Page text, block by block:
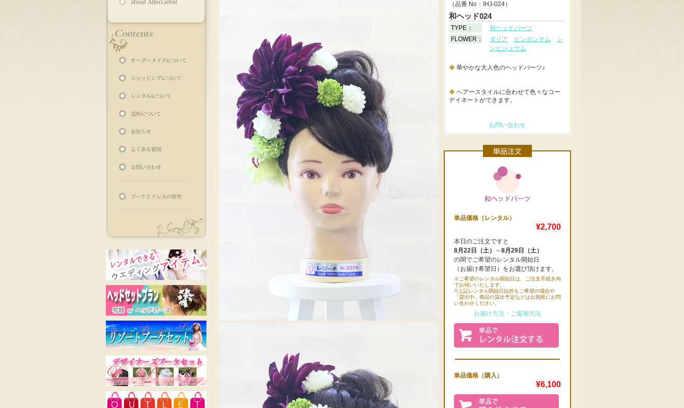
（品番 No：IHJ-024）
和ヘッド024
TYPE：
和ヘッドパーツ
FLOWER：
ダリア ピンポンマム
シ
ンビジュウム
◆ 華やかな大人色のヘッドパーツ♪
◆ ヘアースタイルに合わせて色々なコー
デイネートができます。
お問い合わせ
単品価格（レンタル）
¥2,700
本日のご注文ですと
8月22日（土）
～8月29日（土）
の間でご希望のレンタル開始日
（お届け希望日）をお選び頂けます。
※ご希望のレンタル開始日は、ご注文手続き内
でお伺いいたします。
※上記レンタル開始日以外をご希望の場合や
「貸出中」商品の貸出予定などはお気軽にお問
い合わせください。
お届け方法・ご返却方法
単品価格（購入）
¥6,100